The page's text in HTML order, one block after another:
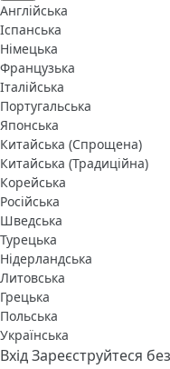
Англійська
Іспанська
Німецька
Французька
Італійська
Португальська
Японська
Китайська (Спрощена)
Китайська (Традиційна)
Корейська
Російська
Шведська
Турецька
Нідерландська
Литовська
Грецька
Польська
Українська
ВхідЗареєструйтеся